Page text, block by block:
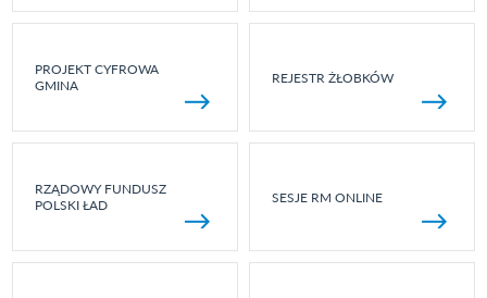
PROJEKT CYFROWA
GMINA
REJESTR ŻŁOBKÓW
RZĄDOWY FUNDUSZ
POLSKI ŁAD
SESJE RM ONLINE